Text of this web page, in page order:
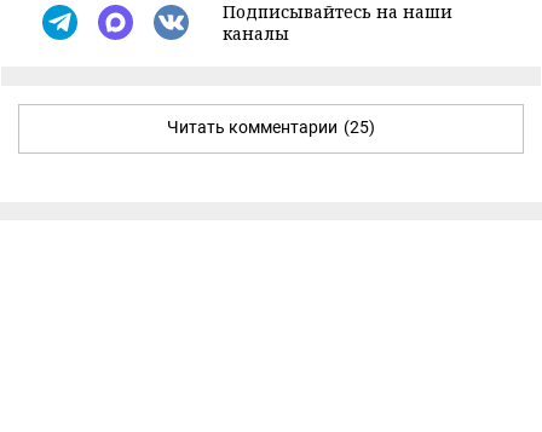
Подписывайтесь на наши
каналы
Читать комментарии (25)